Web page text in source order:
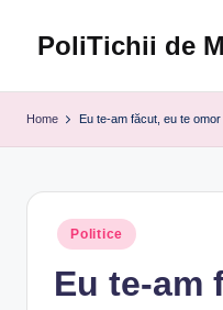
PoliTichii de
Home Eu te-am făcut, eu te
Posted
in
Politice
Eu te-am